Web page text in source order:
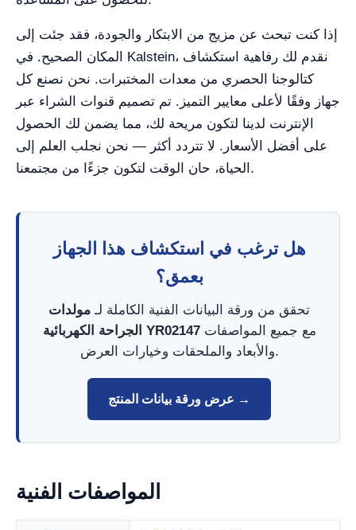
إذا كنت تبحث عن مزيج من الابتكار والجودة، فقد جئت إلى
المكان الصحيح. في Kalstein، نقدم لك رفاهية استكشاف
كتالوجنا الحصري من معدات المختبرات. نحن نصنع كل
جهاز وفقًا لأعلى معايير التميز. تم تصميم قنوات الشراء عبر
الإنترنت لدينا لتكون مريحة لك، مما يضمن لك الحصول
على أفضل الأسعار. لا تتردد أكثر — نحن نجلب العلم إلى
الحياة، حان الوقت لتكون جزءًا من مجتمعنا.
هل ترغب في استكشاف هذا الجهاز
بعمق؟
تحقق من ورقة البيانات الفنية الكاملة لـ مولدات
الجراحة الكهربائية YR02147مع جميع المواصفات
والأبعاد والملحقات وخيارات العرض.
عرض ورقة بيانات المنتج →
المواصفات الفنية